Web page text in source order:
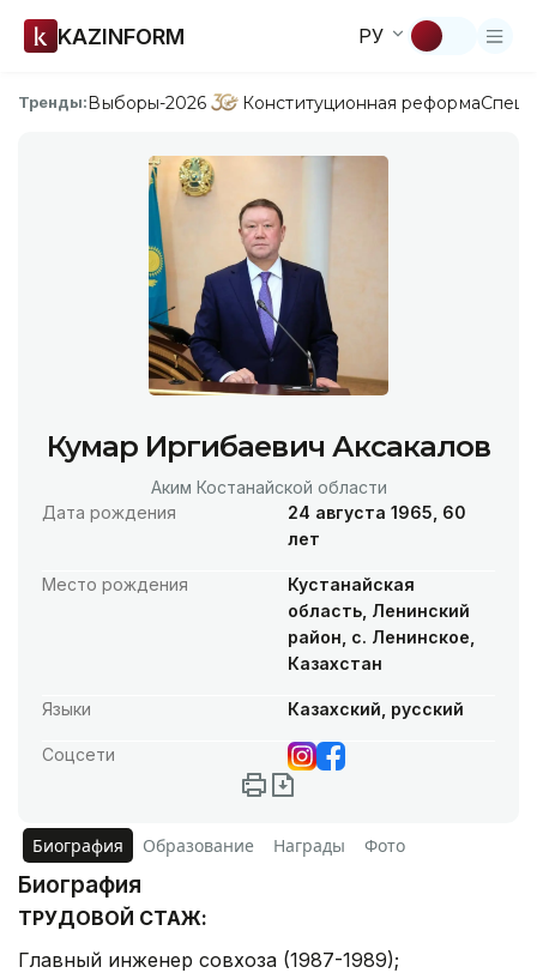
KAZINFORM РУ
Тренды:Выборы-2026 Конституционная реформа
Кумар Иргибаевич Аксакалов
Аким Костанайской области
Дата рождения
24 августа 1965, 60
лет
Место рождения
Кустанайская
область, Ленинский
район, с. Ленинское,
Казахстан
Языки Казахский, русский
Соцсети
Биография Образование Награды Фото
Биография
ТРУДОВОЙ СТАЖ:
Главный инженер совхоза (1987-1989);